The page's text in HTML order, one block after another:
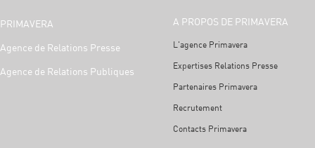
PRIMAVERA
Agence de Relations Presse
Agence de Relations Publiques
A PROPOS DE PRIMAVERA
L'agence Primavera
Expertises Relations Presse
Partenaires Primavera
Recrutement
Contacts Primavera